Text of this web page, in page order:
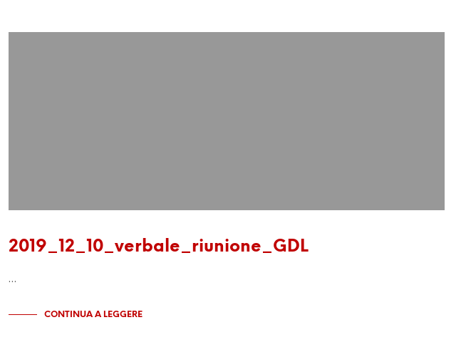
2019_12_10_verbale_riunione_GDL
…
CONTINUA A LEGGERE